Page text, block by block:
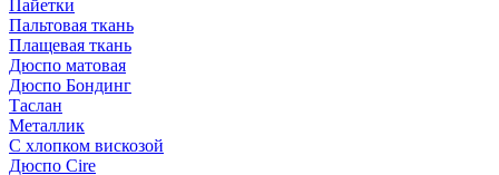
Пайетки
Пальтовая ткань
Плащевая ткань
Дюспо матовая
Дюспо Бондинг
Таслан
Металлик
С хлопком вискозой
Дюспо Cire